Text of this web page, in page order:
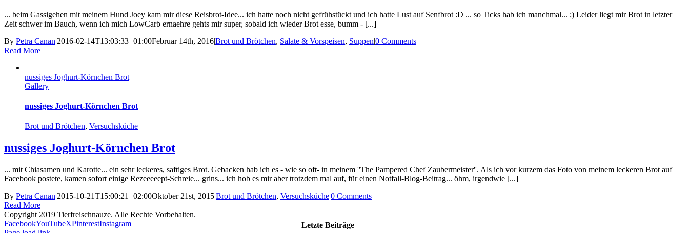
... beim Gassigehen mit meinem Hund Joey kam mir diese Reisbrot-Idee... ich hatte noch nicht gefrühstückt und ich hatte Lust auf Senfbrot :D ... so Ticks hab ich manchmal... ;) Leider liegt mir Brot in letzter
Zeit schwer im Bauch, wenn ich mich LowCarb ernaehre gehts mir super, sobald ich wieder Brot esse, bumm - [...]
By Petra Canan|2016-02-14T13:03:33+01:00Februar 14th, 2016|Brot und Brötchen, Salate & Vorspeisen, Suppen|0 Comments
Read More
nussiges Joghurt-Körnchen Brot
Gallery
nussiges Joghurt-Körnchen Brot
Brot und Brötchen, Versuchsküche
nussiges Joghurt-Körnchen Brot
... mit Chiasamen und Karotte... ein sehr leckeres, saftiges Brot. Gebacken hab ich es - wie so oft- in meinem ''The Pampered Chef Zaubermeister''. Als ich vor kurzem das Foto von meinem leckeren Brot auf
Facebook postete, kamen sofort einige Rezeeeeept-Schreie... grins... ich hob es mir aber trotzdem mal auf, für einen Notfall-Blog-Beitrag... öhm, irgendwie [...]
By Petra Canan|2015-10-21T15:00:21+02:00Oktober 21st, 2015|Brot und Brötchen, Versuchsküche|0 Comments
Read More
Letzte Beiträge
Copyright 2019 Tierfreischnauze. Alle Rechte Vorbehalten.
FacebookYouTubeXPinterestInstagram